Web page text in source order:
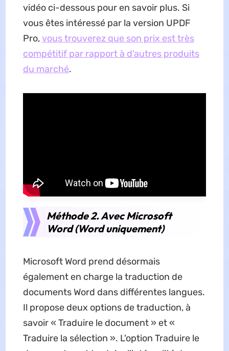
vidéo ci-dessous pour en savoir plus. Si
vous êtes intéressé par la version UPDF
Pro,vous trouverez que son prix est très
compétitif par rapport à d'autres produits
du marché.
Méthode 2. Avec Microsoft
Word (Word uniquement)
Microsoft Word prend désormais
également en charge la traduction de
documents Word dans différentes langues.
Il propose deux options de traduction, à
savoir « Traduire le document » et «
Traduire la sélection ». L'option Traduire le